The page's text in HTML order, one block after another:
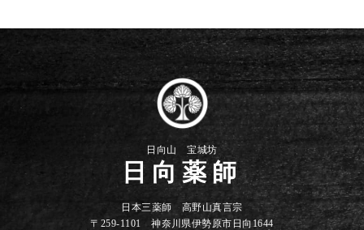
日向山 宝城坊
日向薬師
日本三薬師 高野山真言宗
〒259-1101 神奈川県伊勢原市日向1644